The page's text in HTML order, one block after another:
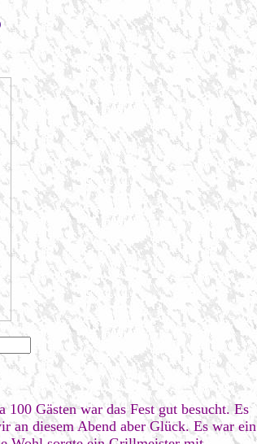
Gästen war das Fest gut besucht. Es
an diesem Abend aber Glück. Es war ein